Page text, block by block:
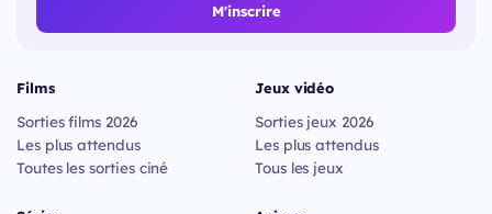
M'inscrire
Films
Sorties films 2026
Les plus attendus
Toutes les sorties ciné
Jeux vidéo
Sorties jeux 2026
Les plus attendus
Tous les jeux